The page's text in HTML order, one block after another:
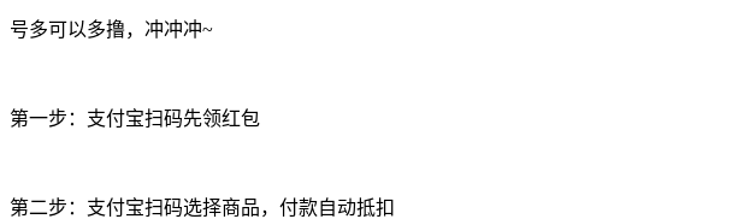
号多可以多撸，冲冲冲~
第一步：支付宝扫码先领红包
第二步：支付宝扫码选择商品，付款自动抵扣